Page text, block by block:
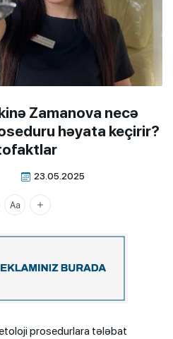
Zamanova necə
həyata keçirir?
23.05.2025
Xalq.Online
prosedurlara tələbat